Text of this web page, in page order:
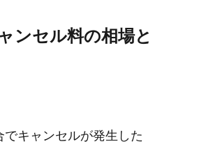
ンセル料の​相場と​
で​​キャンセルが​発生した​